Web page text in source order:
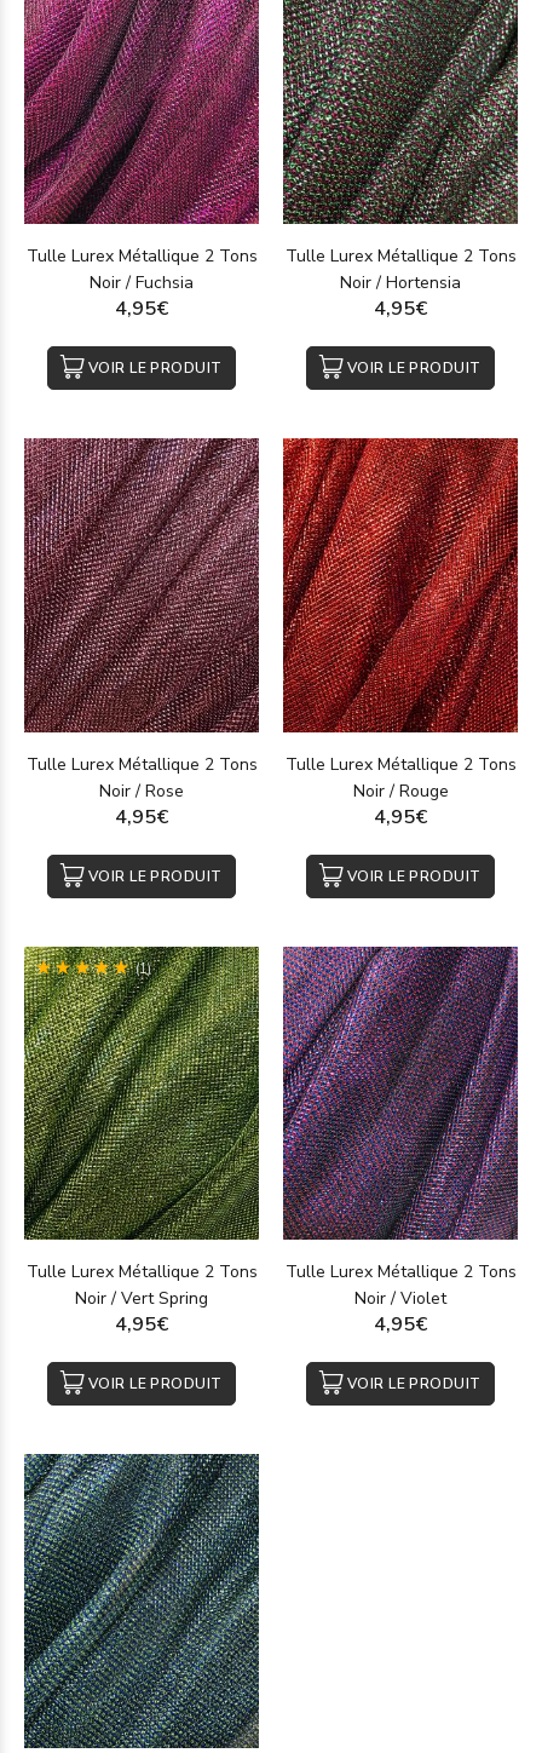
Tulle Lurex Métallique 2 Tons
Noir / Fuchsia
4,95€
VOIR LE PRODUIT
Tulle Lurex Métallique 2 Tons
Noir / Hortensia
4,95€
VOIR LE PRODUIT
Tulle Lurex Métallique 2 Tons
Noir / Rose
4,95€
VOIR LE PRODUIT
Tulle Lurex Métallique 2 Tons
Noir / Rouge
4,95€
VOIR LE PRODUIT
(1)
Tulle Lurex Métallique 2 Tons
Noir / Vert Spring
4,95€
VOIR LE PRODUIT
Tulle Lurex Métallique 2 Tons
Noir / Violet
4,95€
VOIR LE PRODUIT